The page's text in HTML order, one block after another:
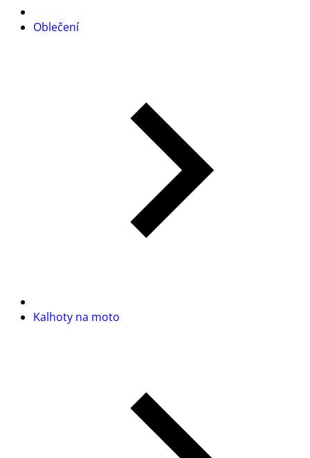
Oblečení
Kalhoty na moto